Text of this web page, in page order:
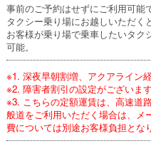
事前のご予約はせずにご利用可能
タクシー乗り場にお越しいただく
お客様が乗り場で乗車したいタク
可能。
※1. 深夜早朝割増、アクアライン
※2. 障害者割引の設定がございます
※3. こちらの定額運賃は、高速道
般道をご利用いただく場合は、メ
費については別途お客様負担とな